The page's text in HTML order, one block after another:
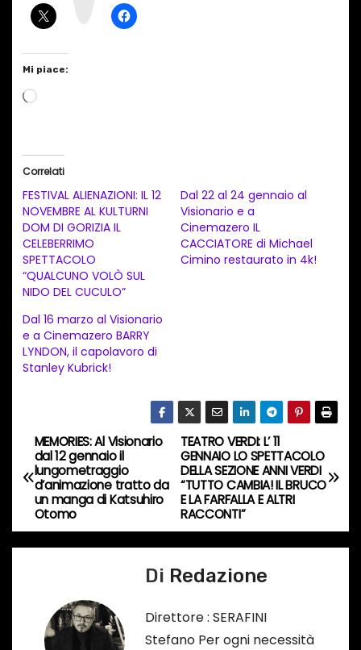
Mi piace:
C
a
m
e
n
t
o
i
n
r
s
o
…
Correlati
FESTIVAL ALIENAZIONI: IL 12
NOVEMBRE AL KULTURNI
DOM DI GORIZIA IL
CELEBERRIMO
SPETTACOLO
“QUALCUNO VOLÒ SUL
NIDO DEL CUCULO”
Dal 22 al 24 gennaio al
Visionario e a
Cinemazero IL
CACCIATORE di Michael
Cimino restaurato in 4k!
Dal 16 marzo al Visionario
e a Cinemazero BARRY
LYNDON, il capolavoro di
Stanley Kubrick!
N
a
v
i
TEATRO VERDI: L’ 11
GENNAIO LO SPETTACOLO
DELLA SEZIONE ANNI VERDI
“TUTTO CAMBIA! IL BRUCO
E LA FARFALLA E ALTRI
RACCONTI”
MEMORIES: Al Visionario
dal 12 gennaio il
lungometraggio
d’animazione tratto da
un manga di Katsuhiro
Otomo
Di Redazione
Direttore : SERAFINI
Stefano Per ogni necessità